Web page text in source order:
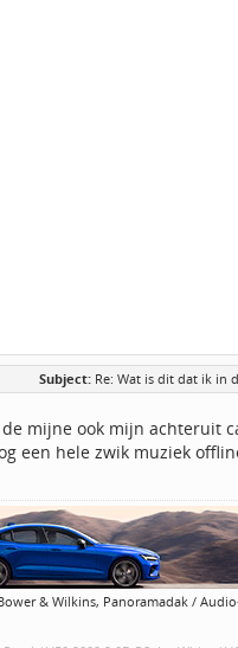
Subject: Re: Wat is dit dat ik in
mijne ook mijn achteruit
een hele zwik muziek
& Wilkins, Panoramadak /